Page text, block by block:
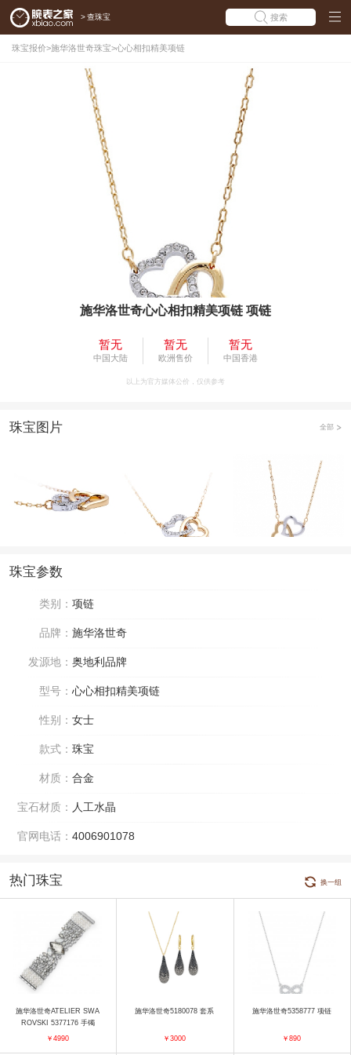
> 查珠宝 搜索
珠宝报价>施华洛世奇珠宝>心心相扣精美项链
施华洛世奇心心相扣精美项链 项链
暂无
中国大陆
暂无
欧洲售价
暂无
中国香港
以上为官方媒体公价，仅供参考
珠宝图片 全部
珠宝参数
类别： 项链
品牌： 施华洛世奇
发源地： 奥地利品牌
型号： 心心相扣精美项链
性别： 女士
款式： 珠宝
材质： 合金
宝石材质： 人工水晶
官网电话： 4006901078
热门珠宝 换一组
施华洛世奇ATELIER SWA
ROVSKI 5377176 手镯
￥4990
施华洛世奇5180078 套系
￥3000
施华洛世奇5358777 项链
￥890